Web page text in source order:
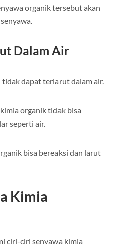
organik tersebut akan
Dalam Air
dapat terlarut dalam air.
organik tidak bisa
seperti air.
bisa bereaksi dan larut
Kimia
ciri-ciri senyawa kimia